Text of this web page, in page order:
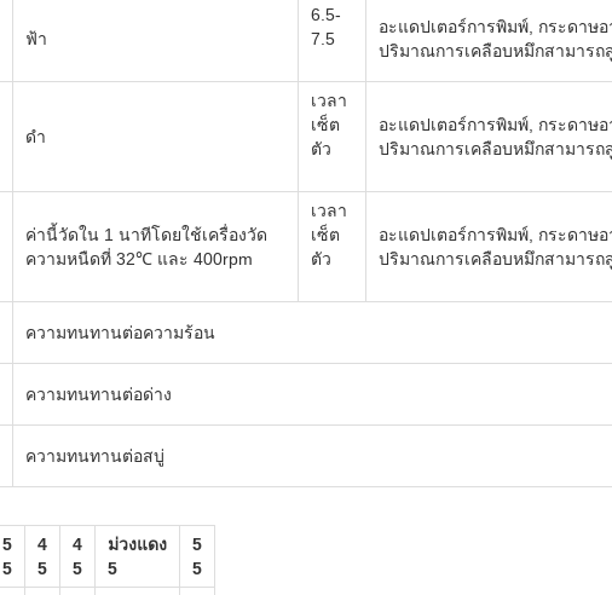
ฟ้า
6.5-
7.5
อะแดปเตอร์การพิมพ์, กระดาษ
ปริมาณการเคลือบหมึกสามารถ
ดำ
เวลา
เซ็ต
ตัว
อะแดปเตอร์การพิมพ์, กระดาษ
ปริมาณการเคลือบหมึกสามารถ
ค่านี้วัดใน 1 นาทีโดยใช้เครื่องวัด
ความหนืดที่ 32℃ และ 400rpm
เวลา
เซ็ต
ตัว
อะแดปเตอร์การพิมพ์, กระดาษ
ปริมาณการเคลือบหมึกสามารถ
ความทนทานต่อความร้อน
ความทนทานต่อด่าง
ความทนทานต่อสบู่
5
5
4
5
4
5
ม่วงแดง
5
5
5